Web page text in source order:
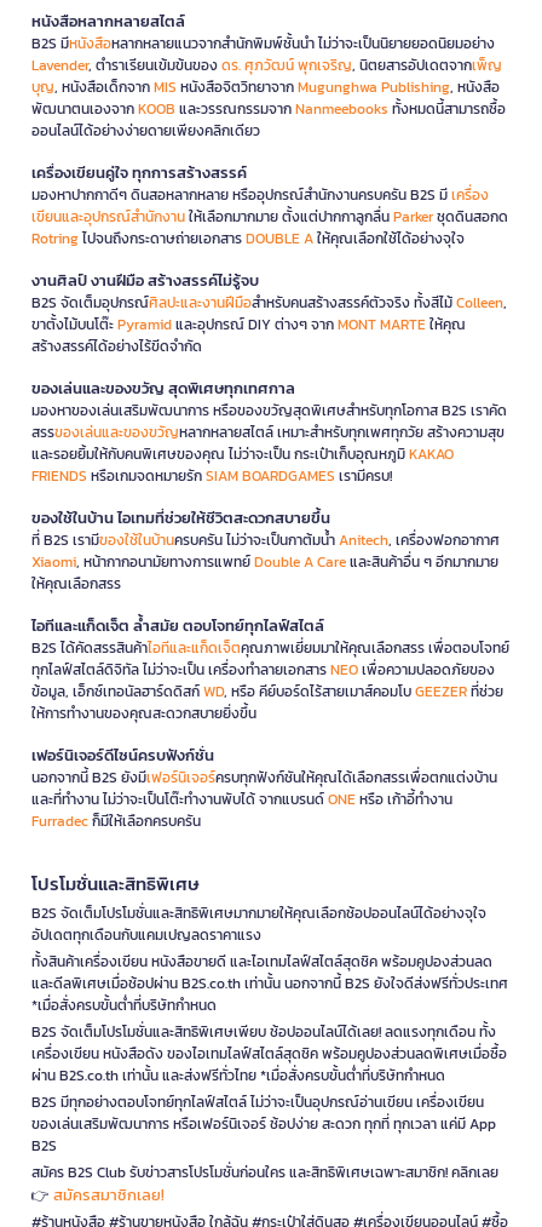
หนังสือหลากหลายสไตล์
B2S มีหนังสือหลากหลายแนวจากสำนักพิมพ์ชั้นนำ ไม่ว่าจะเป็นนิยายยอดนิยมอย่าง
Lavender, ตำราเรียนเข้มข้นของดร. ศุภวัฒน์ พุกเจริญ, นิตยสารอัปเดตจากเพ็ญ
บุญ, หนังสือเด็กจากMIS หนังสือจิตวิทยาจากMugunghwa Publishing, หนังสือ
พัฒนาตนเองจากKOOB และวรรณกรรมจากNanmeebooks ทั้งหมดนี้สามารถซื้อ
ออนไลน์ได้อย่างง่ายดายเพียงคลิกเดียว
เครื่องเขียนคู่ใจ ทุกการสร้างสรรค์
มองหาปากกาดีๆ ดินสอหลากหลาย หรืออุปกรณ์สำนักงานครบครัน B2S มีเครื่อง
เขียนและอุปกรณ์สำนักงานให้เลือกมากมาย ตั้งแต่ปากกาลูกลื่นParkerชุดดินสอกด
Rotringไปจนถึงกระดาษถ่ายเอกสารDOUBLE Aให้คุณเลือกใช้ได้อย่างจุใจ
งานศิลป์ งานฝีมือ สร้างสรรค์ไม่รู้จบ
B2S จัดเต็มอุปกรณ์ศิลปะและงานฝีมือสำหรับคนสร้างสรรค์ตัวจริง ทั้งสีไม้Colleen,
ขาตั้งไม้บนโต๊ะPyramidและอุปกรณ์ DIY ต่างๆ จากMONT MARTEให้คุณ
สร้างสรรค์ได้อย่างไร้ขีดจำกัด
ของเล่นและของขวัญ สุดพิเศษทุกเทศกาล
มองหาของเล่นเสริมพัฒนาการ หรือของขวัญสุดพิเศษสำหรับทุกโอกาส B2S เราคัด
สรรของเล่นและของขวัญหลากหลายสไตล์ เหมาะสำหรับทุกเพศทุกวัย สร้างความสุข
และรอยยิ้มให้กับคนพิเศษของคุณ ไม่ว่าจะเป็น กระเป๋าเก็บอุณหภูมิKAKAO
FRIENDS หรือเกมจดหมายรักSIAM BOARDGAMES เรามีครบ!
ของใช้ในบ้าน ไอเทมที่ช่วยให้ชีวิตสะดวกสบายขึ้น
ที่ B2S เรามีของใช้ในบ้านครบครัน ไม่ว่าจะเป็นกาต้มน้ำAnitech, เครื่องฟอกอากาศ
Xiaomi, หน้ากากอนามัยทางการแพทย์Double A Careและสินค้าอื่น ๆ อีกมากมาย
ให้คุณเลือกสรร
ไอทีและแก็ดเจ็ต ล้ำสมัย ตอบโจทย์ทุกไลฟ์สไตล์
B2S ได้คัดสรรสินค้าไอทีและแก็ดเจ็ตคุณภาพเยี่ยมมาให้คุณเลือกสรร เพื่อตอบโจทย์
ทุกไลฟ์สไตล์ดิจิทัล ไม่ว่าจะเป็น เครื่องทำลายเอกสารNEOเพื่อความปลอดภัยของ
ข้อมูล, เอ็กซ์เทอนัลฮาร์ดดิสก์WD, หรือ คีย์บอร์ดไร้สายเมาส์คอมโบGEEZERที่ช่วย
ให้การทำงานของคุณสะดวกสบายยิ่งขึ้น
เฟอร์นิเจอร์ดีไซน์ครบฟังก์ชั่น
นอกจากนี้ B2S ยังมีเฟอร์นิเจอร์ครบทุกฟังก์ชันให้คุณได้เลือกสรรเพื่อตกแต่งบ้าน
และที่ทำงาน ไม่ว่าจะเป็นโต๊ะทำงานพับได้ จากแบรนด์ONEหรือ เก้าอี้ทำงาน
Furradecก็มีให้เลือกครบครัน
โปรโมชั่นและสิทธิพิเศษ
B2S จัดเต็มโปรโมชั่นและสิทธิพิเศษมากมายให้คุณเลือกช้อปออนไลน์ได้อย่างจุใจ
อัปเดตทุกเดือนกับแคมเปญลดราคาแรง
ทั้งสินค้าเครื่องเขียน หนังสือขายดี และไอเทมไลฟ์สไตล์สุดชิค พร้อมคูปองส่วนลด
และดีลพิเศษเมื่อช้อปผ่าน B2S.co.th เท่านั้น นอกจากนี้ B2S ยังใจดีส่งฟรีทั่วประเทศ
*เมื่อสั่งครบขั้นต่ำที่บริษัทกำหนด
B2S จัดเต็มโปรโมชั่นและสิทธิพิเศษเพียบ ช้อปออนไลน์ได้เลย! ลดแรงทุกเดือน ทั้ง
เครื่องเขียน หนังสือดัง ของไอเทมไลฟ์สไตล์สุดชิค พร้อมคูปองส่วนลดพิเศษเมื่อซื้อ
ผ่าน B2S.co.th เท่านั้น และส่งฟรีทั่วไทย *เมื่อสั่งครบขั้นต่ำที่บริษัทกำหนด
B2S มีทุกอย่างตอบโจทย์ทุกไลฟ์สไตล์ ไม่ว่าจะเป็นอุปกรณ์อ่านเขียน เครื่องเขียน
ของเล่นเสริมพัฒนาการ หรือเฟอร์นิเจอร์ ช้อปง่าย สะดวก ทุกที่ ทุกเวลา แค่มี App
B2S
สมัคร B2S Club รับข่าวสารโปรโมชั่นก่อนใคร และสิทธิพิเศษเฉพาะสมาชิก! คลิกเลย
👉 สมัครสมาชิกเลย!
#ร้านหนังสือ #ร้านขายหนังสือ ใกล้ฉัน #กระเป๋าใส่ดินสอ #เครื่องเขียนออนไลน์ #ซื้อ